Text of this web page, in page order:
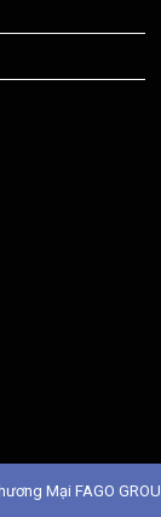
Mại FAGO